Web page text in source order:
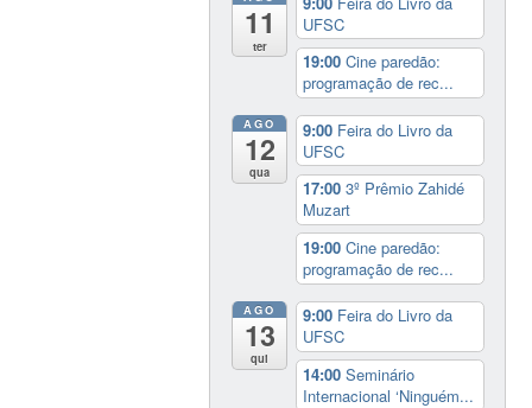
11
ter
UFSC
19:00Cine paredão:
programação de rec...
AGO
12
qua
9:00 Feira do Livro da
UFSC
17:003º Prêmio Zahidé
Muzart
19:00Cine paredão:
programação de rec...
AGO
13
qui
9:00 Feira do Livro da
UFSC
14:00Seminário
Internacional ‘Ninguém...